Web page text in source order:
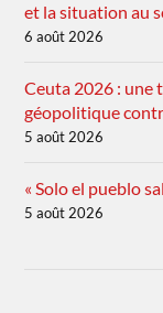
et la situation au
6 août 2026
Ceuta 2026 : une
géopolitique
5 août 2026
« Solo el pueblo
5 août 2026